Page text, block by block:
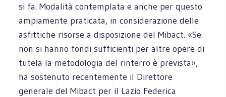
si fa. Modalità contemplata e anche per questo
ampiamente praticata, in considerazione delle
asfittiche risorse a disposizione del Mibact. «Se
non si hanno fondi sufficienti per altre opere di
tutela la metodologia del rinterro è prevista»,
ha sostenuto recentemente il Direttore
generale del Mibact per il Lazio Federica